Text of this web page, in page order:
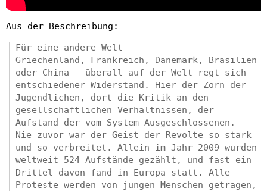
Aus der Beschreibung:
Für eine andere Welt
Griechenland, Frankreich, Dänemark, Brasilien
oder China - überall auf der Welt regt sich
entschiedener Widerstand. Hier der Zorn der
Jugendlichen, dort die Kritik an den
gesellschaftlichen Verhältnissen, der
Aufstand der vom System Ausgeschlossenen.
Nie zuvor war der Geist der Revolte so stark
und so verbreitet. Allein im Jahr 2009 wurden
weltweit 524 Aufstände gezählt, und fast ein
Drittel davon fand in Europa statt. Alle
Proteste werden von jungen Menschen getragen,